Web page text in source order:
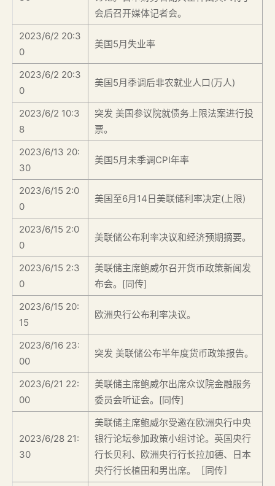
会后召开媒体记者会。
2023/6/2 20:3
0
美国5月失业率
2023/6/2 20:3
0
美国5月季调后非农就业人口(万人)
2023/6/2 10:3
8
突发 美国参议院就债务上限法案进行投
票。
2023/6/13 20:
30
美国5月未季调CPI年率
2023/6/15 2:0
0
美国至6月14日美联储利率决定(上限)
2023/6/15 2:0
0
美联储公布利率决议和经济预期摘要。
2023/6/15 2:3
0
美联储主席鲍威尔召开货币政策新闻发
布会。[同传]
2023/6/15 20:
15
欧洲央行公布利率决议。
2023/6/16 23:
00
突发 美联储公布半年度货币政策报告。
2023/6/21 22:
00
美联储主席鲍威尔出席众议院金融服务
委员会听证会。[同传]
2023/6/28 21:
30
美联储主席鲍威尔受邀在欧洲央行中央
银行论坛参加政策小组讨论。英国央行
行长贝利、欧洲央行行长拉加德、日本
央行行长植田和男出席。［同传］